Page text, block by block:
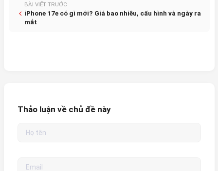
BÀI VIẾT TRƯỚC
iPhone 17e có gì mới? Giá bao nhiêu, cấu hình và ngày ra
mắt
Thảo luận về chủ đề này